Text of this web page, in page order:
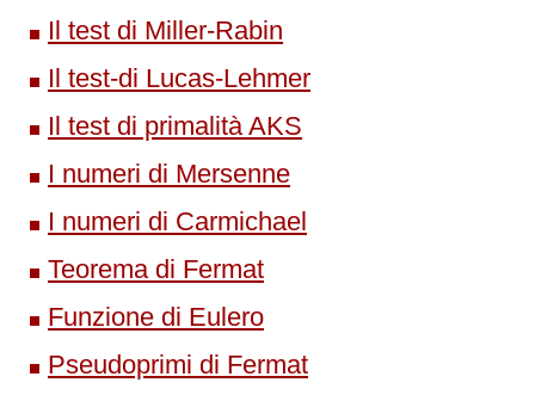
Il test di Miller-Rabin
Il test-di Lucas-Lehmer
Il test di primalità AKS
I numeri di Mersenne
I numeri di Carmichael
Teorema di Fermat
Funzione di Eulero
Pseudoprimi di Fermat